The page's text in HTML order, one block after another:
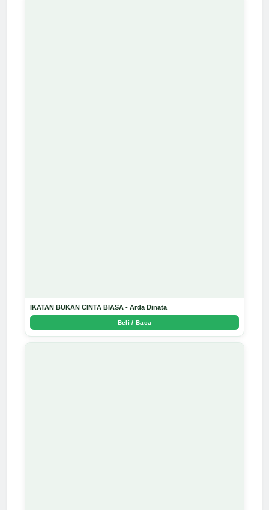
IKATAN BUKAN CINTA BIASA - Arda Dinata
Beli / Baca